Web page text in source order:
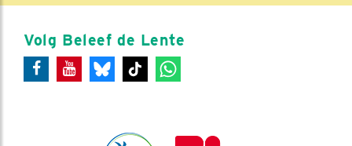
Volg Beleef de Lente